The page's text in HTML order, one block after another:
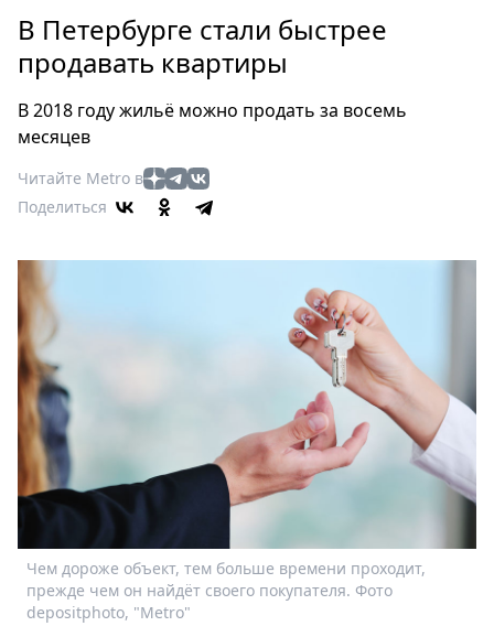
Россия
Мир
Еда
Мода
Театр
релизы
Metro
Стримы
Спецпроекты
Звезды
Выборы
2026
Скачай
В Петербурге стали быстрее
продавать квартиры
В 2018 году жильё можно продать за восемь
месяцев
Читайте Metro в
Поделиться
Чем дороже объект, тем больше времени проходит,
прежде чем он найдёт своего покупателя. Фото
depositphoto, "Metro"